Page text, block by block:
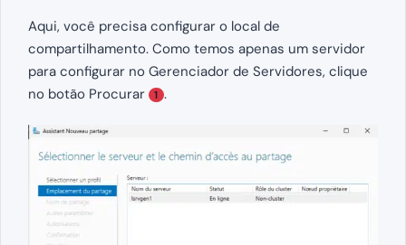
Aqui, você precisa configurar o local de
compartilhamento. Como temos apenas um servidor
para configurar no Gerenciador de Servidores, clique
no botão Procurar
1 .